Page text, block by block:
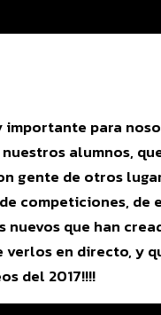
para
alumnos,
gente de otros
competiciones,
que han
en directo, y
del 2017!!!!